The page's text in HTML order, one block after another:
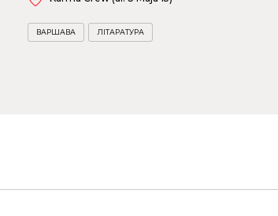
ВАРШАВА ЛІТАРАТУРА